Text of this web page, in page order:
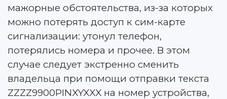
мажорные обстоятельства, из-за которых
можно потерять доступ к сим-карте
сигнализации: утонул телефон,
потерялись номера и прочее. В этом
случае следует экстренно сменить
владельца при помощи отправки текста
ZZZZ9900PINXYXXX на номер устройства,